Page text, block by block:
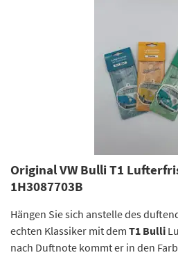
Original VW Bulli T1
1H3087703B
Hängen Sie sich anstelle des
echten Klassiker mit dem T1 Bulli
nach Duftnote kommt er in den